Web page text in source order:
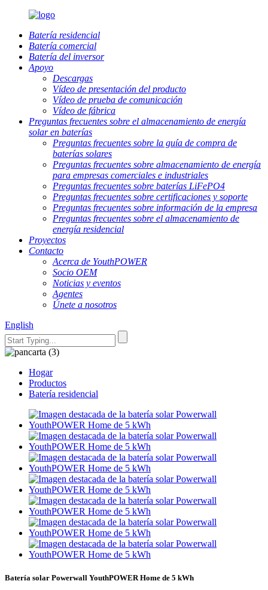
Batería residencial
Batería comercial
Batería del inversor
Apoyo
Descargas
Vídeo de presentación del producto
Vídeo de prueba de comunicación
Vídeo de fábrica
Preguntas frecuentes sobre el almacenamiento de energía
solar en baterías
Preguntas frecuentes sobre la guía de compra de
baterías solares
Preguntas frecuentes sobre almacenamiento de energía
para empresas comerciales e industriales
Preguntas frecuentes sobre baterías LiFePO4
Preguntas frecuentes sobre certificaciones y soporte
Preguntas frecuentes sobre información de la empresa
Preguntas frecuentes sobre el almacenamiento de
energía residencial
Proyectos
Contacto
Acerca de YouthPOWER
Socio OEM
Noticias y eventos
Agentes
Únete a nosotros
English
Hogar
Productos
Batería residencial
Batería solar Powerwall YouthPOWER Home de 5 kWh